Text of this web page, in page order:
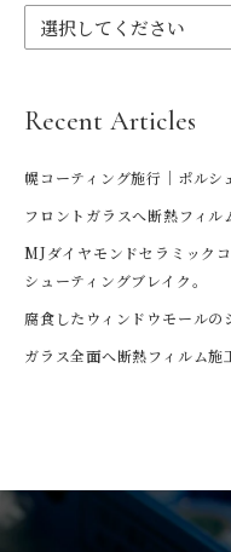
Recent Articles
幌コーティング施行｜ポル
フロントガラスへ断熱フィル
MJダイヤモンドセラミック
シューティングブレイク。
腐食したウィンドウモールの
ガラス全面へ断熱フィルム施